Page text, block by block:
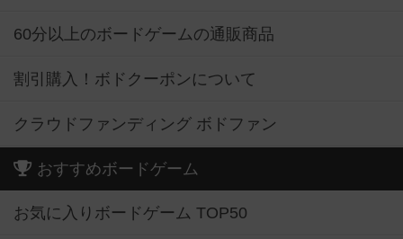
60分以上のボードゲームの通販商品
割引購入！ボドクーポンについて
クラウドファンディング ボドファン
おすすめボードゲーム
お気に入りボードゲーム TOP50